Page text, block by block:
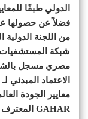
فضلاً عن حصولها
مصري مسجل
معايير الجودة
GAHAR المعترف بها من منظمة الإسكوا العالمية.